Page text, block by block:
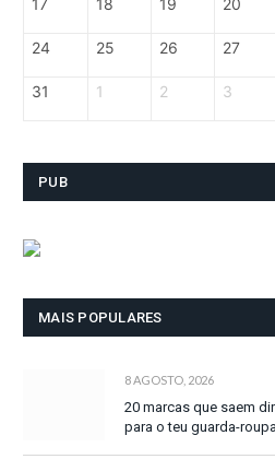
17 18 19 20
24 25 26 27
31 1 2 3
PUB
MAIS POPULARES
8 AGOSTO, 2026
20 marcas que saem
para o teu guarda-